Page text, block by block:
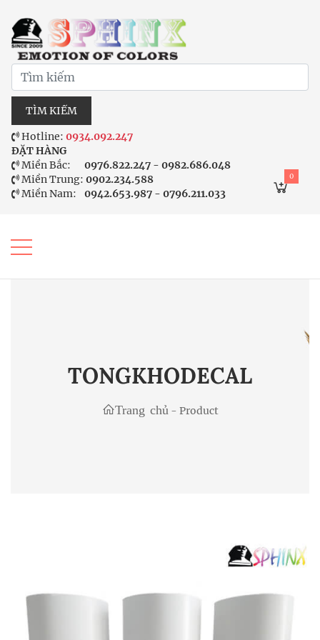
TÌM KIẾM
Hotline: 0934.092.247
ĐẶT HÀNG
Miền Bắc:
0976.822.247 - 0982.686.048
Miền Trung: 0902.234.588
Miền Nam:
0942.653.987 - 0796.211.033
0
TONGKHODECAL
Trang chủ - Product